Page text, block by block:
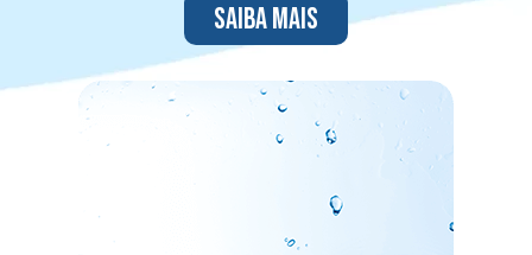
Saiba mais